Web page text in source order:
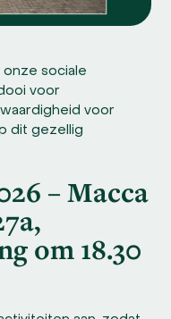
onze sociale
voor
voor
dit gezellig
– Macca
om 18.30